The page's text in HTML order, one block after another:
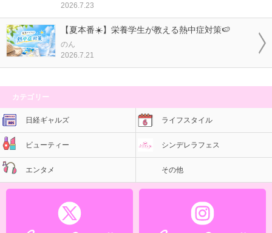
2026.7.23
【夏本番☀️】栄養学生が教える熱中症対策🍉
のん
2026.7.21
カテゴリー
日経ギャルズ ライフスタイル
ビューティー シンデレラフェス
エンタメ その他